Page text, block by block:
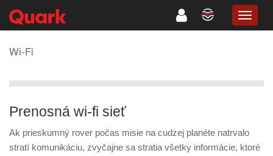
Wi-Fi
Prenosná wi-fi sieť
Ak prieskumný rover počas misie na cudzej planéte natrvalo
stratí komunikáciu, zvyčajne sa stratia všetky informácie, ktoré